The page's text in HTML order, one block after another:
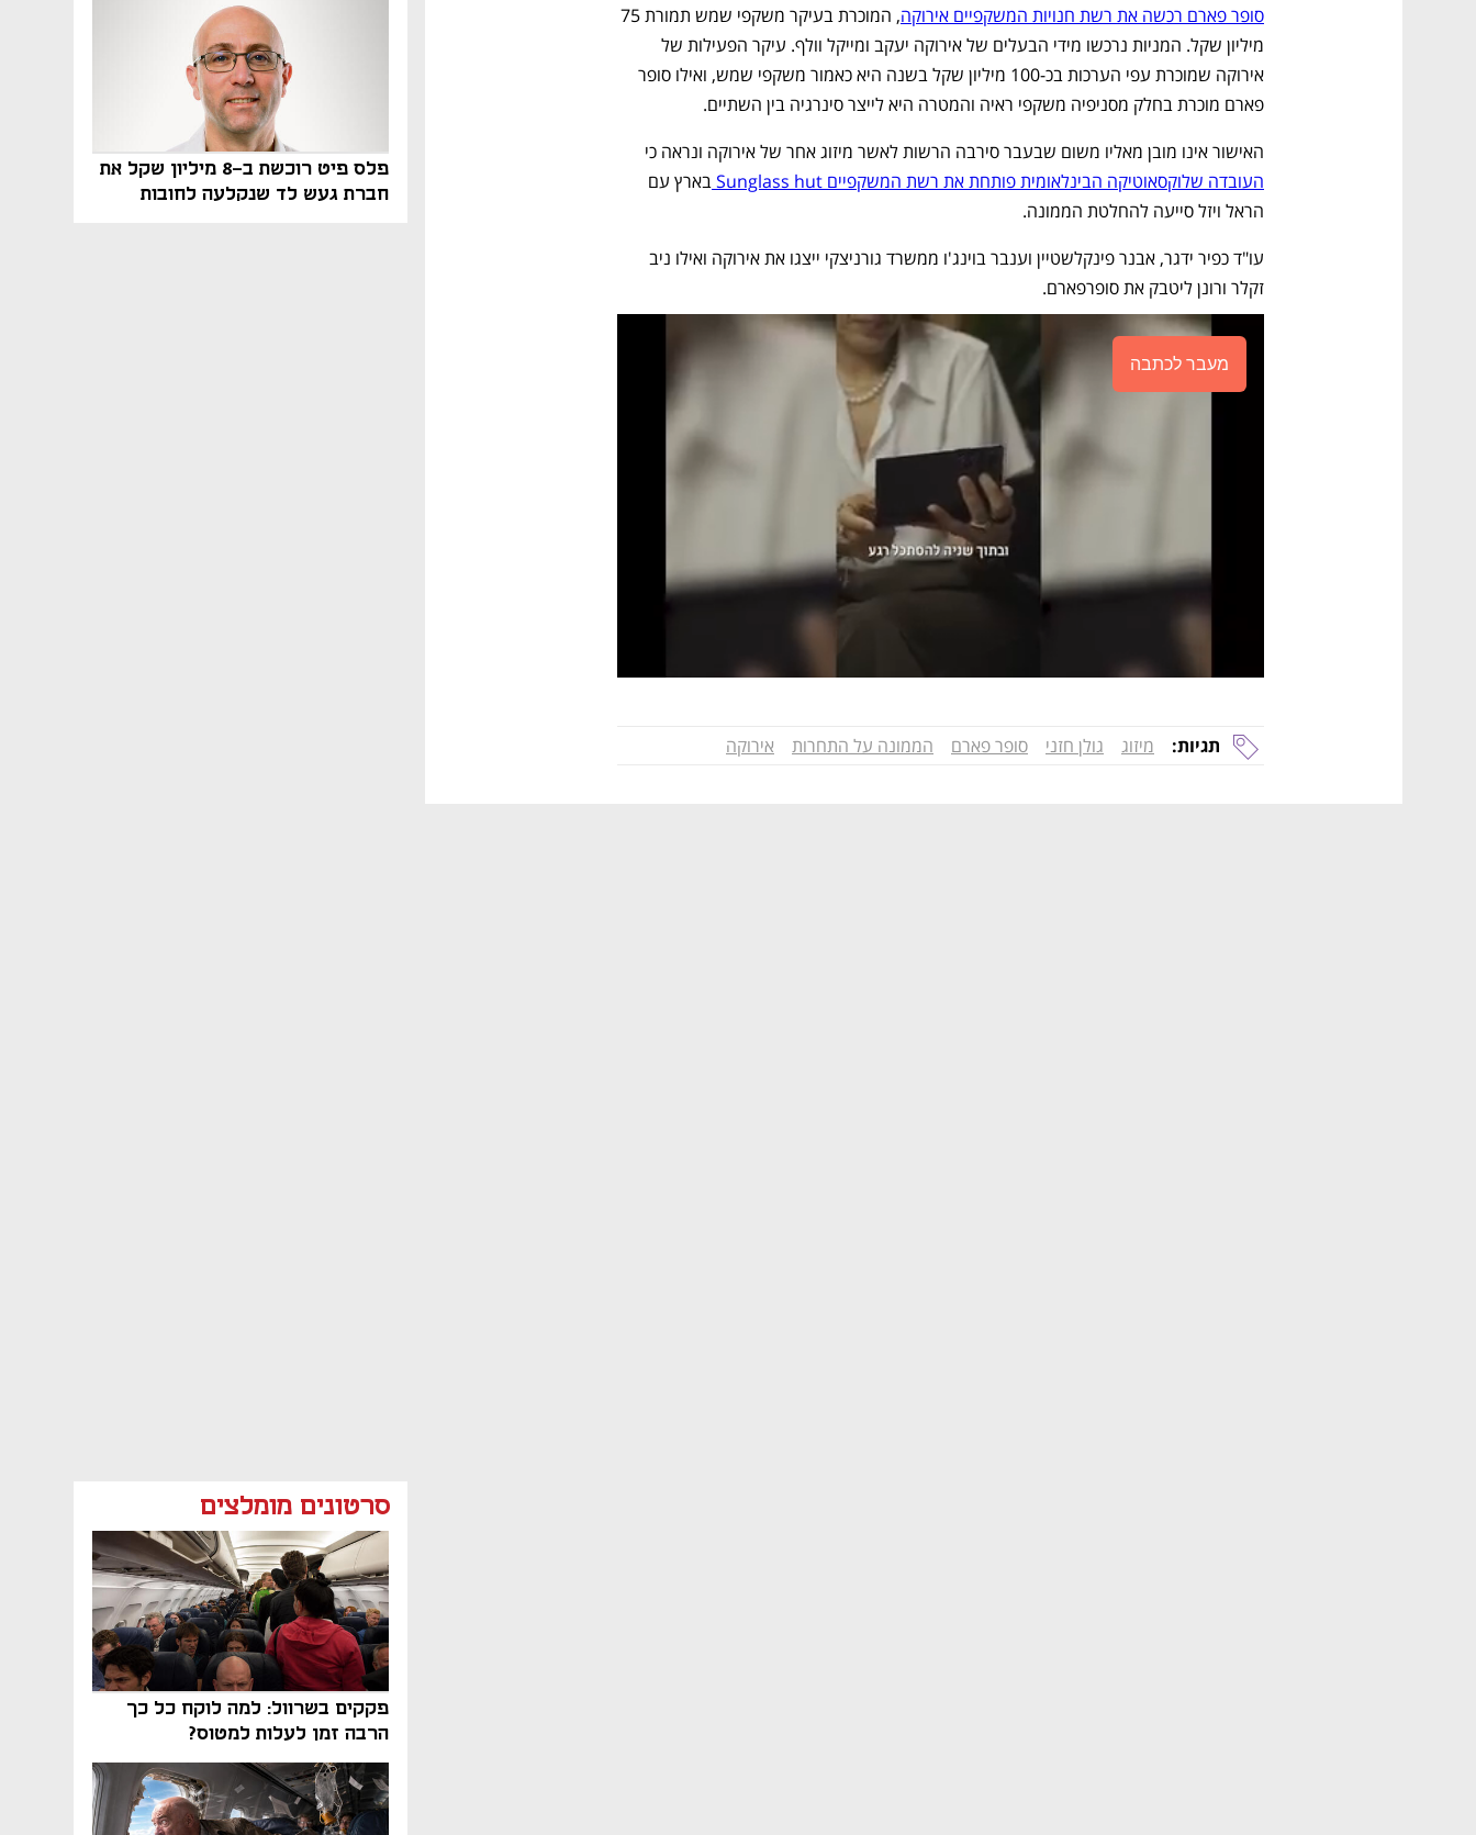
פלס פיט רוכשת ב-8 מיליון שקל את
חברת געש לד שנקלעה לחובות
סרטונים מומלצים
פקקים בשרוול: למה לוקח כל כך
הרבה זמן לעלות למטוס?
סופר פארם רכשה את רשת חנויות המשקפיים אירוקה
פארם מוכרת בחלק מסניפיה משקפי ראיה והמטרה היא לייצר סינרגיה בין השתיים.
האישור אינו מובן מאליו משום שבעבר סירבה הרשות לאשר מיזוג אחר של אירוקה ונראה כי
העובדה שלוקסאוטיקה הבינלאומית פותחת את רשת המשקפיים Sunglass hut
הראל ויזל סייעה להחלטת הממונה.
זקלר ורונן ליטבק את סופרפארם.
מעבר לכתבה
תגיות: מיזוג גולן חזני סופר פארם הממונה על התחרות אירוקה